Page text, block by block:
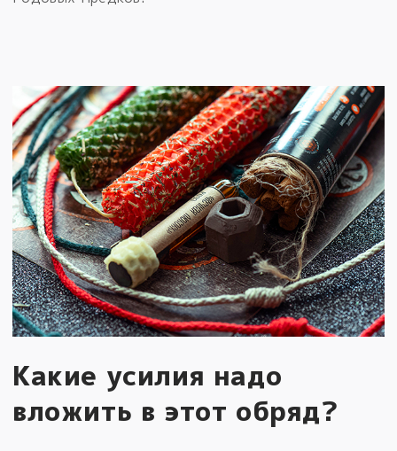
Какие усилия надо
вложить в этот обряд?